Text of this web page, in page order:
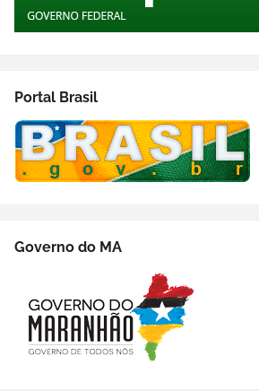
Portal Brasil
Governo do MA